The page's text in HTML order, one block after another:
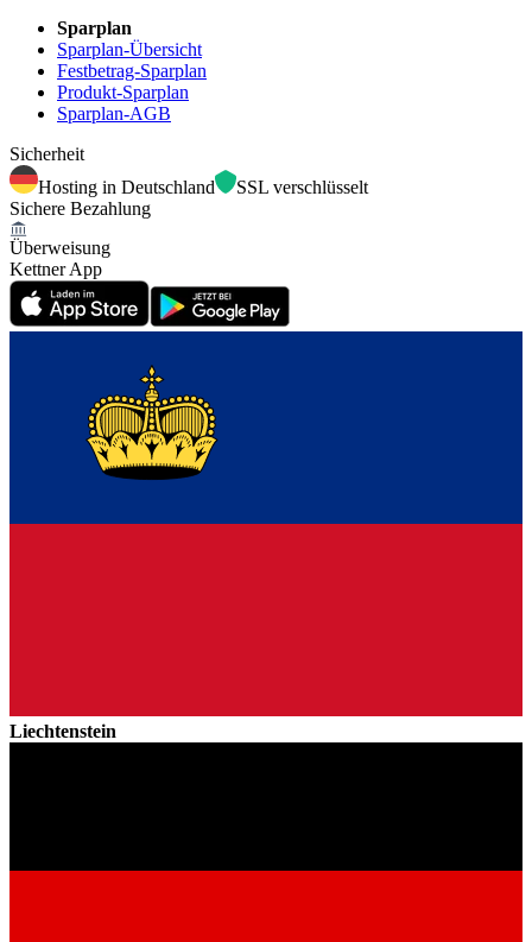
Sparplan
Sparplan-Übersicht
Festbetrag-Sparplan
Produkt-Sparplan
Sparplan-AGB
Sicherheit
Hosting in Deutschland
SSL verschlüsselt
Sichere Bezahlung
Überweisung
Kettner App
Liechtenstein